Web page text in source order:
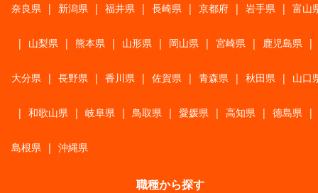
奈良県 | 新潟県 | 福井県 | 長崎県 | 京都府 | 岩手県 | 富山
| 山梨県 | 熊本県 | 山形県 | 岡山県 | 宮崎県 | 鹿児島県 |
大分県 | 長野県 | 香川県 | 佐賀県 | 青森県 | 秋田県 | 山口
| 和歌山県 | 岐阜県 | 鳥取県 | 愛媛県 | 高知県 | 徳島県 |
島根県 | 沖縄県
職種から探す